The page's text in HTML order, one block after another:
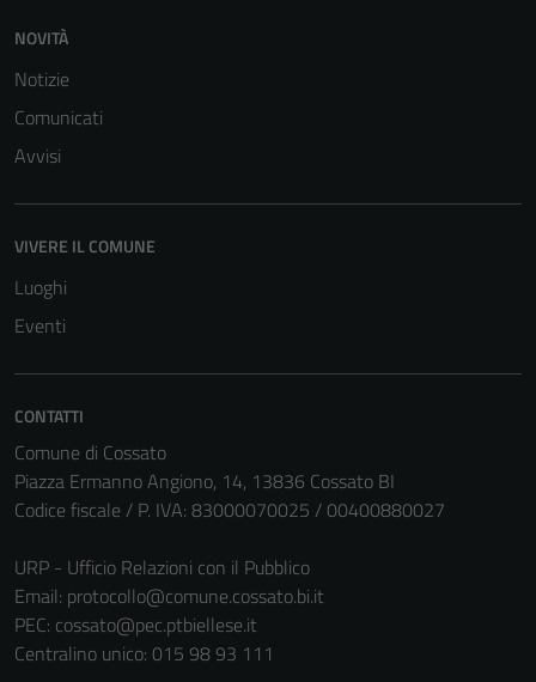
NOVITÀ
Notizie
Comunicati
Avvisi
VIVERE IL COMUNE
Luoghi
Eventi
CONTATTI
Comune di Cossato
Piazza Ermanno Angiono, 14, 13836 Cossato BI
Codice fiscale / P. IVA: 83000070025 / 00400880027
URP - Ufficio Relazioni con il Pubblico
Email: protocollo@comune.cossato.bi.it
PEC: cossato@pec.ptbiellese.it
Centralino unico: 015 98 93 111
Tecnici